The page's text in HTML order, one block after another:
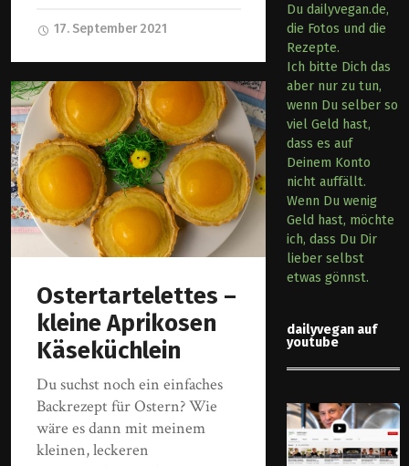
17. September 2021
Ostertartelettes –
kleine Aprikosen
Käseküchlein
Du suchst noch ein einfaches
Backrezept für Ostern? Wie
wäre es dann mit meinem
kleinen, leckeren
Du dailyvegan.de,
die Fotos und die
Rezepte.
Ich bitte Dich das
aber nur zu tun,
wenn Du selber so
viel Geld hast,
dass es auf
Deinem Konto
nicht auffällt.
Wenn Du wenig
Geld hast, möchte
ich, dass Du Dir
lieber selbst
etwas gönnst.
dailyvegan auf
youtube